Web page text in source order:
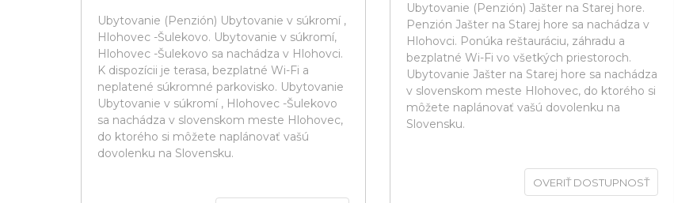
Ubytovanie (Penzión) Ubytovanie v súkromí ,
Hlohovec -Šulekovo. Ubytovanie v súkromí,
Hlohovec -Šulekovo sa nachádza v Hlohovci.
K dispozícii je terasa, bezplatné Wi-Fi a
neplatené súkromné parkovisko. Ubytovanie
Ubytovanie v súkromí , Hlohovec -Šulekovo
sa nachádza v slovenskom meste Hlohovec,
do ktorého si môžete naplánovať vašú
dovolenku na Slovensku.
Ubytovanie (Penzión) Jašter na Starej hore.
Penzión Jašter na Starej hore sa nachádza v
Hlohovci. Ponúka reštauráciu, záhradu a
bezplatné Wi-Fi vo všetkých priestoroch.
Ubytovanie Jašter na Starej hore sa nachádza
v slovenskom meste Hlohovec, do ktorého si
môžete naplánovať vašú dovolenku na
Slovensku.
OVERIŤ DOSTUPNOSŤ